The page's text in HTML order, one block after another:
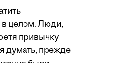
в целом. Люди,
привычку
думать, прежде